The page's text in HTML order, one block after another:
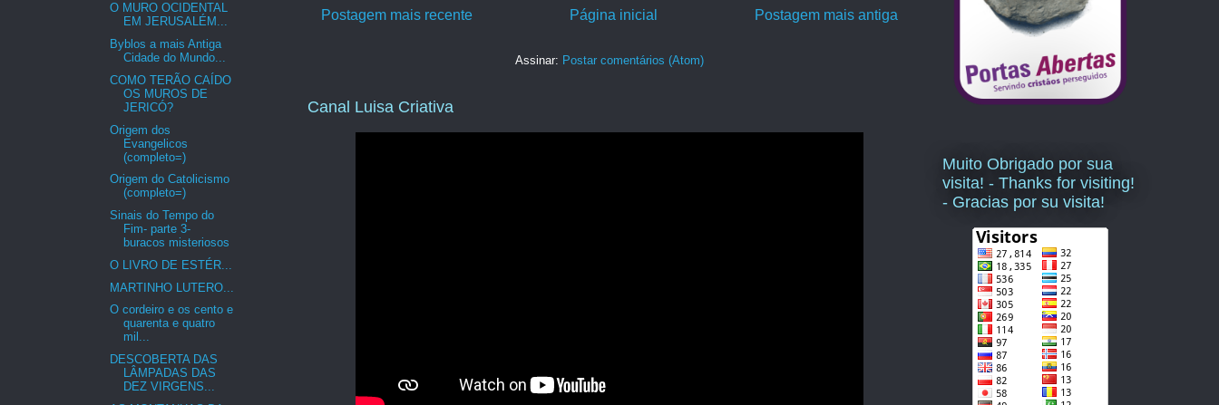
Postagem mais recente Postagem mais antiga
Página inicial
Assinar: Postar comentários (Atom)
Canal Luisa Criativa
O MURO OCIDENTAL
EM JERUSALÉM...
Byblos a mais Antiga
Cidade do Mundo...
COMO TERÃO CAÍDO
OS MUROS DE
JERICÓ?
Origem dos
Evangelicos
(completo=)
Origem do Catolicismo
(completo=)
Sinais do Tempo do
Fim- parte 3-
buracos misteriosos
O LIVRO DE ESTÉR...
MARTINHO LUTERO...
O cordeiro e os cento e
quarenta e quatro
mil...
DESCOBERTA DAS
LÂMPADAS DAS
DEZ VIRGENS...
Muito Obrigado por sua
visita! - Thanks for visiting!
- Gracias por su visita!